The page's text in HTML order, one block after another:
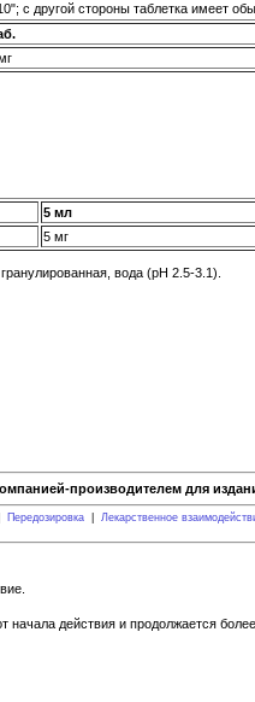
с другой стороны таблетка имеет
5 мл
5 мг
вода (рН 2.5-3.1).
производителем для
Передозировка Лекарственное
действия и продолжается более